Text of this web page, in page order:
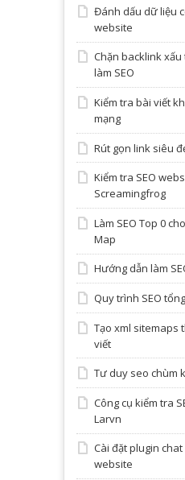
Đánh dấu dữ liệu
website
Chặn backlink
làm SEO
Kiểm tra bài viết
mạng
Rút gọn link siêu
Kiểm tra SEO
Screamingfrog
Làm SEO Top 0
Map
Hướng dẫn làm
Quy trình SEO
Tạo xml sitemaps
viết
Tư duy seo chùm
Công cụ kiểm tra
Larvn
Cài đặt plugin chat
website